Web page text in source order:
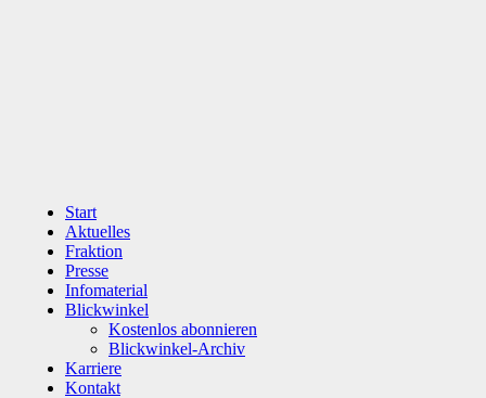
Start
Aktuelles
Fraktion
Presse
Infomaterial
Blickwinkel
Kostenlos abonnieren
Blickwinkel-Archiv
Karriere
Kontakt